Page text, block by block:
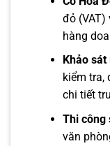
đỏ
hàng
Khảo
kiểm tra,
chi tiết
Thi công
văn